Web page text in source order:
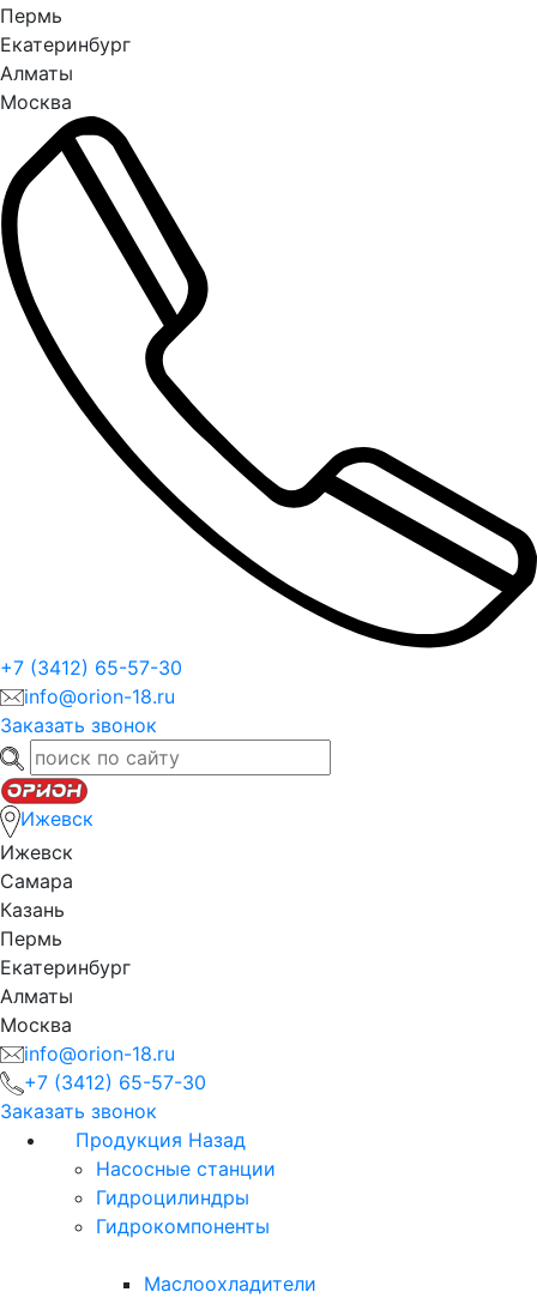
Пермь
Екатеринбург
Алматы
Москва
+7 (3412) 65-57-30
info@orion-18.ru
Заказать звонок
Ижевск
Ижевск
Самара
Казань
Пермь
Екатеринбург
Алматы
Москва
info@orion-18.ru
+7 (3412) 65-57-30
Заказать звонок
Продукция Назад
Насосные станции
Гидроцилиндры
Гидрокомпоненты
Маслоохладители